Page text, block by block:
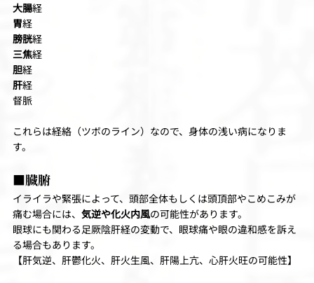
大腸経
胃経
膀胱経
三焦経
胆経
肝経
督脈
これらは経絡（ツボのライン）なので、身体の浅い病になりま
す。
■臓腑
イライラや緊張によって、頭部全体もしくは頭頂部やこめこみが
痛む場合には、 気逆や化火内風の可能性があります。
眼球にも関わる足厥陰肝経の変動で、眼球痛や眼の違和感を訴え
る場合もあります。
【肝気逆、肝鬱化火、肝火生風、肝陽上亢、心肝火旺の可能性】